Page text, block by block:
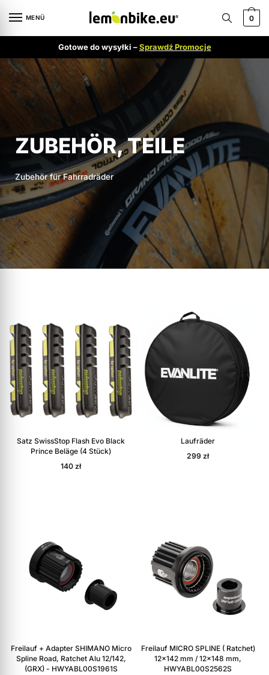
MENÜ 0
Gotowe do wysyłki –Sprawdź Promocje
ZUBEHÖR, TEILE
Zubehör für Fahrradräder
Satz SwissStop Flash Evo Black
Prince Beläge (4 Stück)
140zł
Laufräder
299zł
Freilauf + Adapter SHIMANO Micro
Spline Road, Ratchet Alu 12/142,
(GRX) - HWYABL00S1961S
Freilauf MICRO SPLINE ( Ratchet)
12×142 mm / 12×148 mm,
HWYABL00S2562S